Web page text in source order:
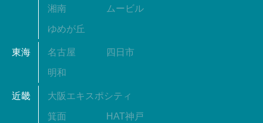
湘南 ムービル
ゆめが丘
東海 名古屋 四日市
明和
近畿 大阪エキスポシティ
箕面 HAT神戸